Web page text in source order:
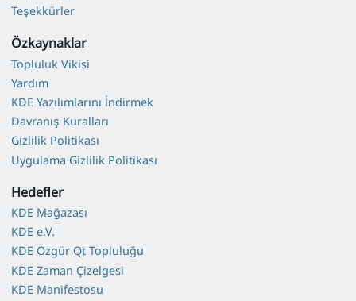
Teşekkürler
Özkaynaklar
Topluluk Vikisi
Yardım
KDE Yazılımlarını İndirmek
Davranış Kuralları
Gizlilik Politikası
Uygulama Gizlilik Politikası
Hedefler
KDE Mağazası
KDE e.V.
KDE Özgür Qt Topluluğu
KDE Zaman Çizelgesi
KDE Manifestosu